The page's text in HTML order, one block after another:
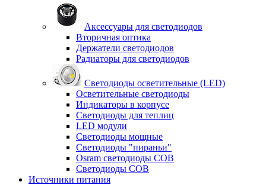
Аксессуары для светодиодов
Вторичная оптика
Держатели светодиодов
Радиаторы для светодиодов
Светодиоды осветительные (LED)
Осветительные светодиоды
Индикаторы в корпусе
Светодиоды для теплиц
LED модули
Светодиоды мощные
Светодиоды "пираньи"
Osram светодиоды COB
Светодиоды COB
Источники питания